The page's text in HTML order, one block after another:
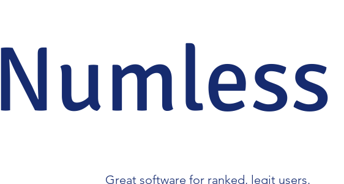
Numless
Great software for ranked, legit users.